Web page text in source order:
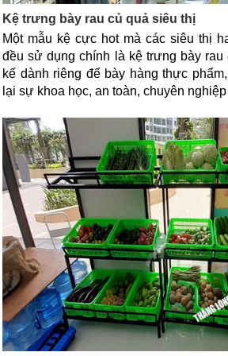
Kệ trưng bày rau củ quả siêu thị
Một mẫu kệ cực hot mà các siêu thị
đều sử dụng chính là kệ trưng bày
kế dành riêng để bày hàng thực
lại sự khoa học, an toàn, chuyên nghiệp